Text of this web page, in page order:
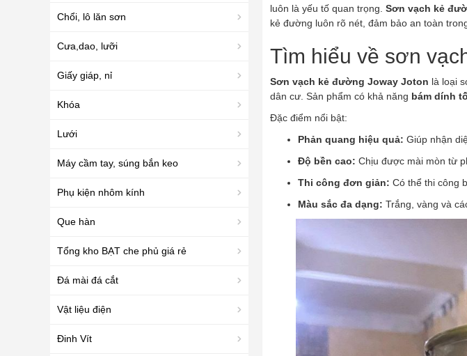
luôn là yếu tố quan trọng. Sơn vạch kẻ
kẻ đường luôn rõ nét, đảm bảo an toàn
Tìm hiểu về sơn
Sơn vạch kẻ đường Joway Joton là loại
dân cư. Sản phẩm có khả năng bám dính
Đặc điểm nổi bật:
Phản quang hiệu quả: Giúp nhận
Độ bền cao: Chịu được mài mòn từ
Thi công đơn giản: Có thể thi công
Màu sắc đa dạng: Trắng, vàng và
Chổi, lô lăn sơn
Cưa,dao, lưỡi
Giấy giáp, nỉ
Khóa
Lưới
Máy cầm tay, súng bắn keo
Phụ kiện nhôm kính
Que hàn
Tổng kho BẠT che phủ giá rẻ
Đá mài đá cắt
Vật liệu điện
Đinh Vít